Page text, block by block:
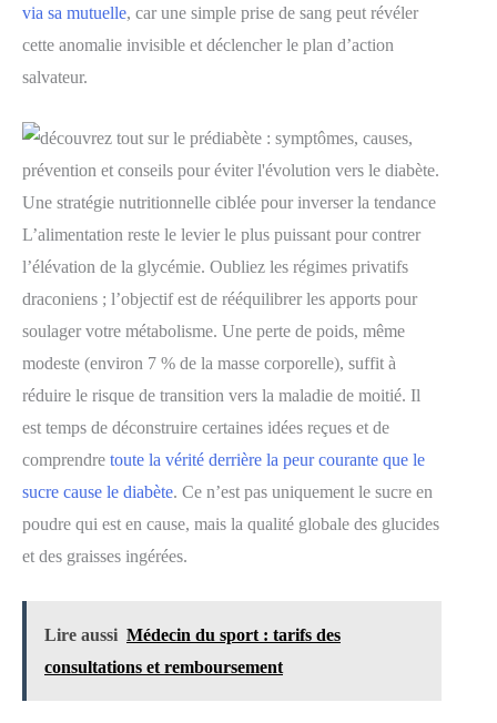
via sa mutuelle, car une simple prise de sang peut révéler
cette anomalie invisible et déclencher le plan d’action
salvateur.
Une stratégie nutritionnelle ciblée pour inverser la tendance
L’alimentation reste le levier le plus puissant pour contrer
l’élévation de la glycémie. Oubliez les régimes privatifs
draconiens ; l’objectif est de rééquilibrer les apports pour
soulager votre métabolisme. Une perte de poids, même
modeste (environ 7 % de la masse corporelle), suffit à
réduire le risque de transition vers la maladie de moitié. Il
est temps de déconstruire certaines idées reçues et de
comprendre toute la vérité derrière la peur courante que le
sucre cause le diabète. Ce n’est pas uniquement le sucre en
poudre qui est en cause, mais la qualité globale des glucides
et des graisses ingérées.
Lire aussi Médecin du sport : tarifs des
consultations et remboursement